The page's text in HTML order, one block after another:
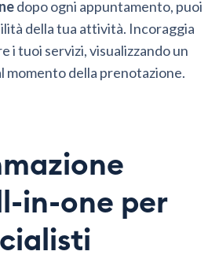
dopo ogni appuntamento, puoi
della tua attività. Incoraggia
i tuoi servizi, visualizzando un
momento della prenotazione.
in-one per